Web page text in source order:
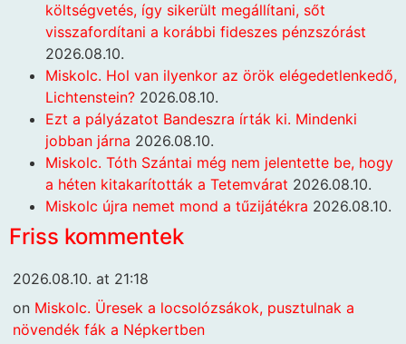
költségvetés, így sikerült megállítani, sőt
visszafordítani a korábbi fideszes pénzszórást
2026.08.10.
Miskolc. Hol van ilyenkor az örök elégedetlenkedő,
Lichtenstein? 2026.08.10.
Ezt a pályázatot Bandeszra írták ki. Mindenki
jobban járna 2026.08.10.
Miskolc. Tóth Szántai még nem jelentette be, hogy
a héten kitakarították a Tetemvárat 2026.08.10.
Miskolc újra nemet mond a tűzijátékra 2026.08.10.
Friss kommentek
2026.08.10. at 21:18
on Miskolc. Üresek a locsolózsákok, pusztulnak a
növendék fák a Népkertben